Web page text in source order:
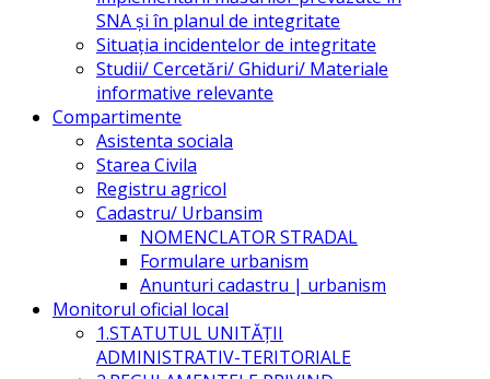
SNA și în planul de integritate
Situația incidentelor de integritate
Studii/ Cercetări/ Ghiduri/ Materiale
informative relevante
Compartimente
Asistenta sociala
Starea Civila
Registru agricol
Cadastru/ Urbansim
NOMENCLATOR STRADAL
Formulare urbanism
Anunturi cadastru | urbanism
Monitorul oficial local
1.STATUTUL UNITĂŢII
ADMINISTRATIV-TERITORIALE